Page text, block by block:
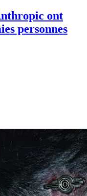
ont
personnes